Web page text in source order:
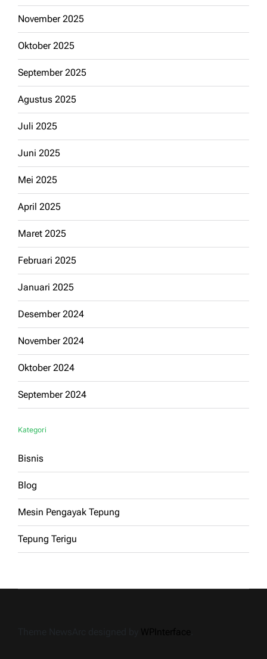
November 2025
Oktober 2025
September 2025
Agustus 2025
Juli 2025
Juni 2025
Mei 2025
April 2025
Maret 2025
Februari 2025
Januari 2025
Desember 2024
November 2024
Oktober 2024
September 2024
Kategori
Bisnis
Blog
Mesin Pengayak Tepung
Tepung Terigu